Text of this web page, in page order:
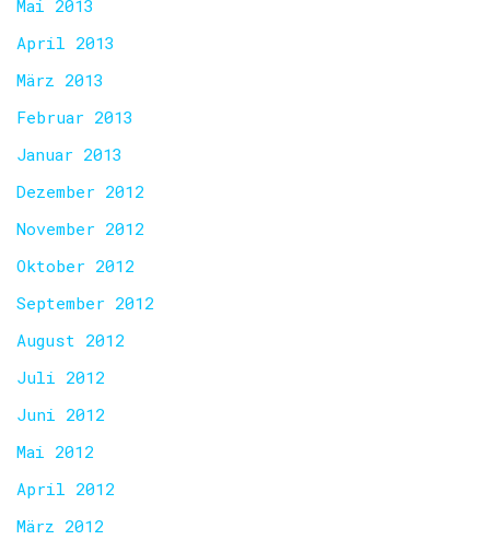
Mai 2013
April 2013
März 2013
Februar 2013
Januar 2013
Dezember 2012
November 2012
Oktober 2012
September 2012
August 2012
Juli 2012
Juni 2012
Mai 2012
April 2012
März 2012